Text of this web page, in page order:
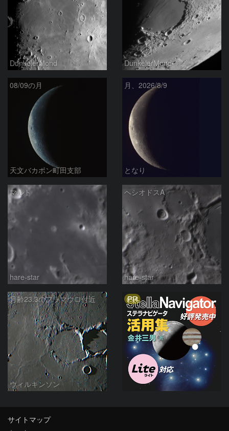
DunkelerMond DunkelerMond
08/09の月
天文バカボン町田支部
月、2026/8/9
となり
マルト
hare-star
ヘシオドスA
hare-star
月齢23.3のフラマウロ付近
ウィルキンソン
PR
サイトマップ